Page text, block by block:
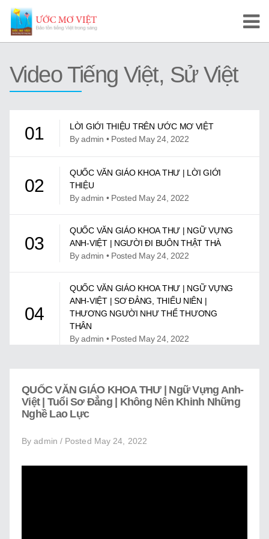
Cuộc Thi Ước Mơ Việt
Hướng Dẫn
Tài Liệu Học Tập
Video Tự Học và Dạy Tiếng Việt
Video Đọc Truyện
Video Tiếng Việt, Sử Việt
Giới Thiệu
Trung Tâm Việt Ngữ
Video Tiếng Việt, Sử Việt
01
LỜI GIỚI THIỆU TRÊN ƯỚC MƠ VIỆT
By admin • Posted May 24, 2022
02
QUỐC VĂN GIÁO KHOA THƯ | LỜI GIỚI
THIỆU
By admin • Posted May 24, 2022
03
QUỐC VĂN GIÁO KHOA THƯ | NGỮ VỰNG
ANH-VIỆT | NGƯỜI ĐI BUÔN THẬT THÀ
By admin • Posted May 24, 2022
04
QUỐC VĂN GIÁO KHOA THƯ | NGỮ VỰNG
ANH-VIỆT | SƠ ĐẲNG, THIẾU NIÊN |
THƯƠNG NGƯỜI NHƯ THỂ THƯƠNG
THÂN
By admin • Posted May 24, 2022
05
QUỐC VĂN GIÁO KHOA THƯ | NGỮ VỰNG
ANH-VIỆT | TUỔI DỰ BỊ | HỒ HOÀN KIẾM Ở
HÀ NỘI
By admin • Posted May 24, 2022
06
QUỐC VĂN GIÁO KHOA THƯ | NGỮ VỰNG
SẼ VÀ CÓ NGĂN NẮP
QUỐC VĂN GIÁO KHOA THƯ | Ngữ Vựng Anh-
Việt | Tuổi Sơ Đẳng | Không Nên Khinh Những
Nghề Lao Lực
By admin / Posted May 24, 2022